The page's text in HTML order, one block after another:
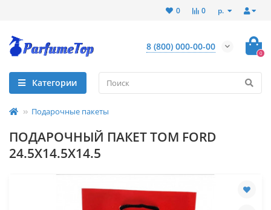
р.
0
0
8 (800) 000-00-00
0
Категории
Подарочные пакеты
ПОДАРОЧНЫЙ ПАКЕТ TOM FORD
24.5Х14.5Х14.5